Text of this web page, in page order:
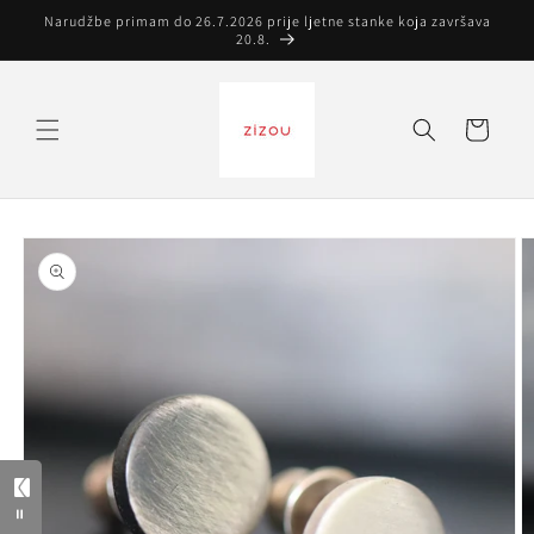
na
Narudžbe primam do 26.7.2026 prije ljetne stanke koja završava
20.8.
Košarica
informacija
proizvodu
=